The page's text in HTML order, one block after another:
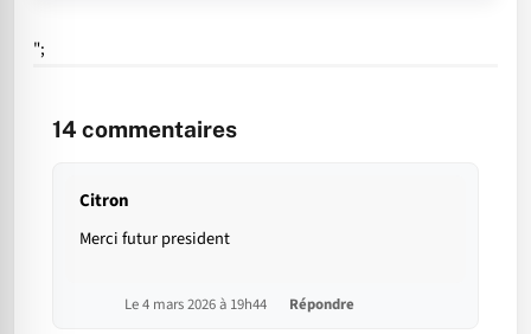
";
14 commentaires
Citron
Merci futur president
Le 4 mars 2026 à 19h44 Répondre